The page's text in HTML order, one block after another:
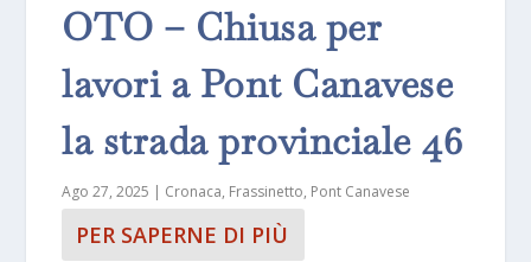
OTO – Chiusa per
lavori a Pont Canavese
la strada provinciale 46
Ago 27, 2025 | Cronaca, Frassinetto, Pont Canavese
PER SAPERNE DI PIÙ